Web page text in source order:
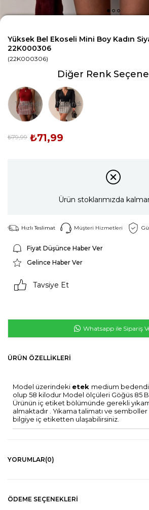
Yüksek Bel Ekoseli Mini Boy Kadın
22K000306
(22K000306)
Diğer Renk
Tükendi Tükendi
₺79,99 ₺71,99
Ürün stoklarımızda
Hızlı Teslimat Müşteri Hizmetleri
Fiyat Düşünce Haber Ver
Gelince Haber Ver
Tavsiye Et
Whatsapp ile Sipariş
ÜRÜN ÖZELLIKLERI
Model üzerindeki etek medium
olup 58 kilodur Model ölçüleri Göğüs 85
Ürünün iç etiket bölümünde gerekli
almaktadır . Yıkama talimatı ve
bilgiye iç etiketten ulaşabilirsiniz.
YORUMLAR(0)
ÖDEME SEÇENEKLERI